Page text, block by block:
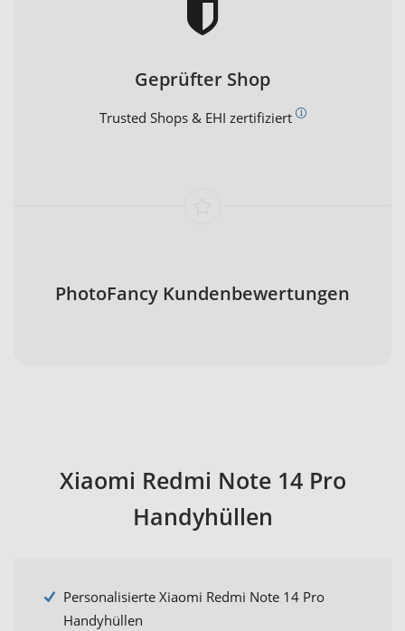
Geprüfter Shop
Trusted Shops & EHI zertifiziert
PhotoFancy Kundenbewertungen
Xiaomi Redmi Note 14 Pro
Handyhüllen
Personalisierte Xiaomi Redmi Note 14 Pro
Handyhüllen